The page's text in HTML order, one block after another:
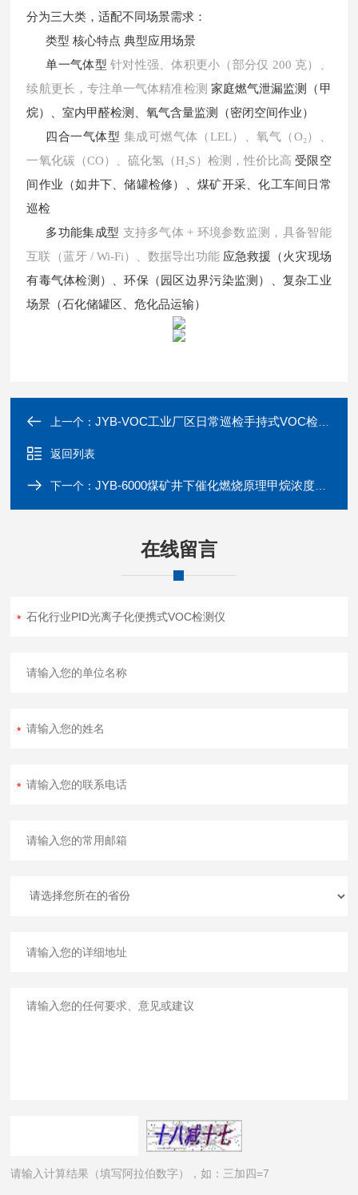
分为三大类，适配不同场景需求：
类型 核心特点 典型应用场景
单一气体型 针对性强、体积更小（部分仅 200 克）、
续航更长，专注单一气体精准检测 家庭燃气泄漏监测（甲
烷）、室内甲醛检测、氧气含量监测（密闭空间作业）
四合一气体型 集成可燃气体（LEL）、氧气（O₂）、
一氧化碳（CO）、硫化氢（H₂S）检测，性价比高 受限空
间作业（如井下、储罐检修）、煤矿开采、化工车间日常
巡检
多功能集成型 支持多气体 + 环境参数监测，具备智能
互联（蓝牙 / Wi-Fi）、数据导出功能 应急救援（火灾现场
有毒气体检测）、环保（园区边界污染监测）、复杂工业
场景（石化储罐区、危化品运输）
上一个：JYB-VOC工业厂区日常巡检手持式VOC检测仪
返回列表
下一个：JYB-6000煤矿井下催化燃烧原理甲烷浓度检测仪
在线留言
请输入计算结果（填写阿拉伯数字），如：三加四=7